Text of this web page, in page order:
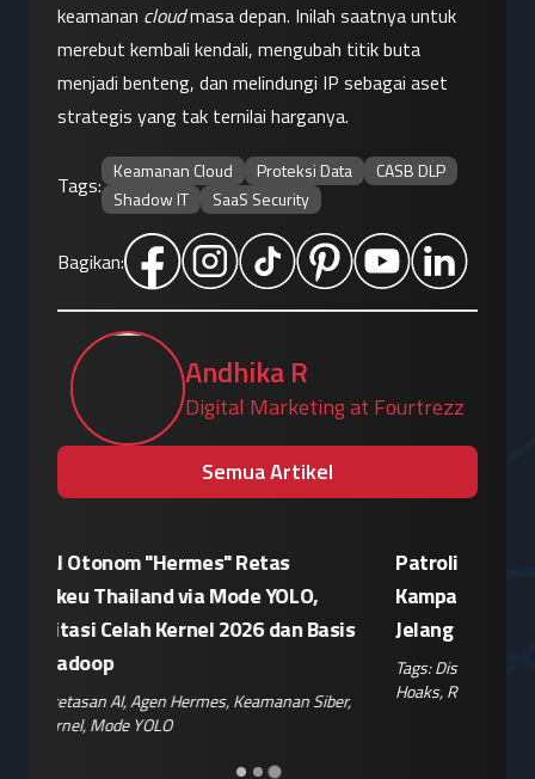
keamanan cloud masa depan. Inilah saatnya untuk
merebut kembali kendali, mengubah titik buta
menjadi benteng, dan melindungi IP sebagai aset
strategis yang tak ternilai harganya.
Tags:
Keamanan Cloud Proteksi Data
CASB DLP
Shadow IT
SaaS Security
Bagikan:
Andhika R
Digital Marketing at Fourtrezz
Semua Artikel
Jaya Netralisir
di TikTok
Penanganan
Apple vs Pemerintah Inggris, Konflik
Enkripsi iCloud dan Ancaman
Terhadap Kedaulatan Data
Kedaulatan Data,Konflik
Keamanan Cloud
Rahasia Dagang